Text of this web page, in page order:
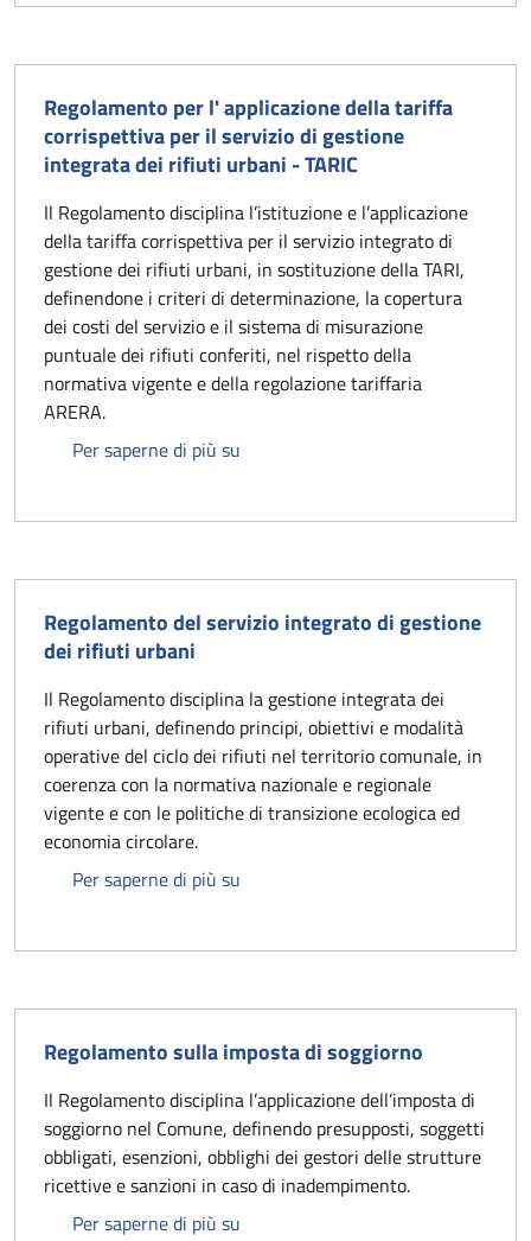
Regolamento per l' applicazione della tariffa
corrispettiva per il servizio di gestione
integrata dei rifiuti urbani - TARIC
Il Regolamento disciplina l’istituzione e l’applicazione
della tariffa corrispettiva per il servizio integrato di
gestione dei rifiuti urbani, in sostituzione della TARI,
definendone i criteri di determinazione, la copertura
dei costi del servizio e il sistema di misurazione
puntuale dei rifiuti conferiti, nel rispetto della
normativa vigente e della regolazione tariffaria
ARERA.
Per saperne di più su
Regolamento del servizio integrato di gestione
dei rifiuti urbani
Il Regolamento disciplina la gestione integrata dei
rifiuti urbani, definendo principi, obiettivi e modalità
operative del ciclo dei rifiuti nel territorio comunale, in
coerenza con la normativa nazionale e regionale
vigente e con le politiche di transizione ecologica ed
economia circolare.
Per saperne di più su
Regolamento sulla imposta di soggiorno
Il Regolamento disciplina l’applicazione dell’imposta di
soggiorno nel Comune, definendo presupposti, soggetti
obbligati, esenzioni, obblighi dei gestori delle strutture
ricettive e sanzioni in caso di inadempimento.
Per saperne di più su